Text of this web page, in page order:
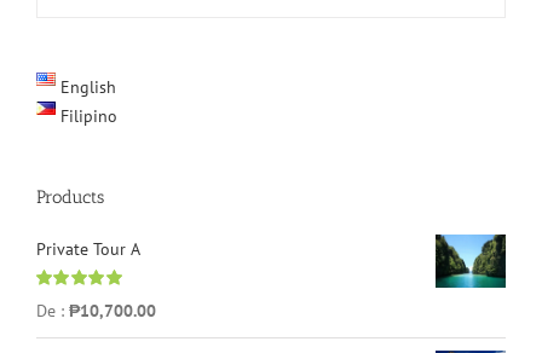
English
Filipino
Products
Private Tour A
Note 5.00 sur
5
De : ₱10,700.00